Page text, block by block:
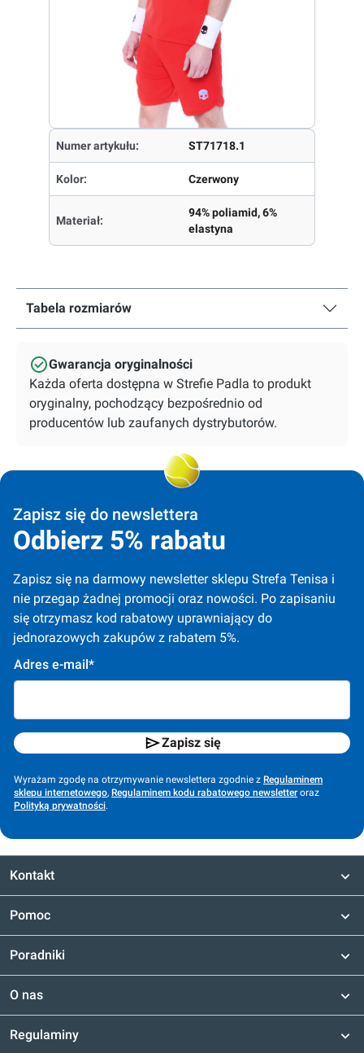
Numer artykułu: ST71718.1
Kolor: Czerwony
Materiał:
94% poliamid, 6%
elastyna
Tabela rozmiarów
Gwarancja oryginalności
Każda oferta dostępna w Strefie Padla to produkt
oryginalny, pochodzący bezpośrednio od
producentów lub zaufanych dystrybutorów.
Zapisz się do newslettera
Odbierz 5% rabatu
Zapisz się na darmowy newsletter sklepu Strefa Tenisa i
nie przegap żadnej promocji oraz nowości. Po zapisaniu
się otrzymasz kod rabatowy uprawniający do
jednorazowych zakupów z rabatem 5%.
Adres e-mail*
Zapisz się
Wyrażam zgodę na otrzymywanie newslettera zgodnie z Regulaminem
sklepu internetowego, Regulaminem kodu rabatowego newsletter oraz
Polityką prywatności.
Kontakt
Pomoc
Poradniki
O nas
Regulaminy